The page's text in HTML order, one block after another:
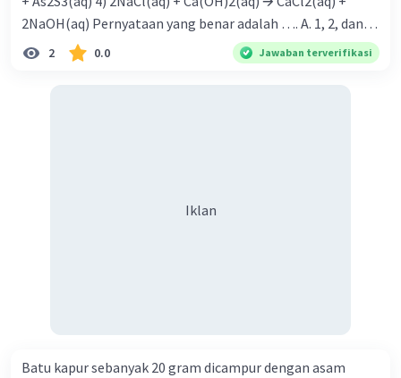
2NaOH(aq) Pernyataan yang benar adalah …. A. 1, 2, dan 3
B. 1 dan 3 C. 2 dan 4 D. 4 saja E. 1, 2, 3, dan 4
2 0.0 Jawaban terverifikasi
Iklan
Batu kapur sebanyak 20 gram dicampur dengan asam